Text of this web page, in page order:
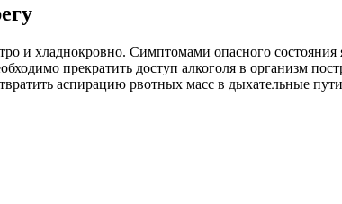
и хладнокровно. Симптомами опасного
прекратить доступ алкоголя в организм
аспирацию рвотных масс в дыхательные